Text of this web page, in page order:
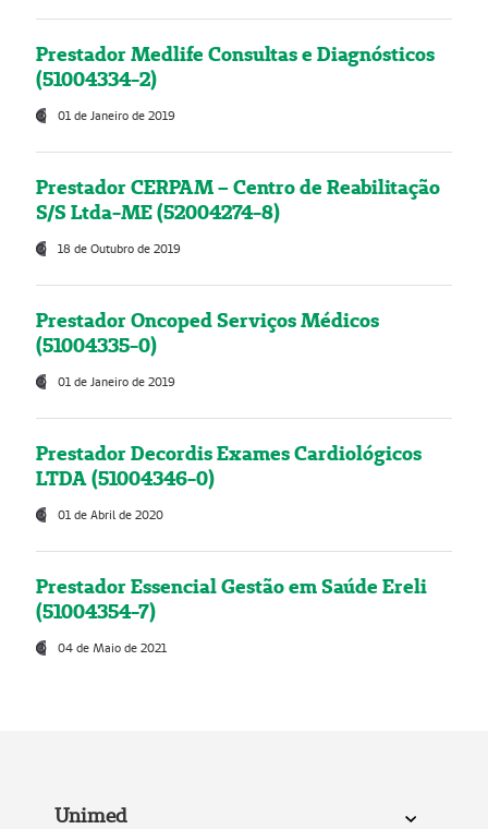
Prestador Medlife Consultas e Diagnósticos
(51004334-2)
01 de Janeiro de 2019
Prestador CERPAM – Centro de Reabilitação
S/S Ltda-ME (52004274-8)
18 de Outubro de 2019
Prestador Oncoped Serviços Médicos
(51004335-0)
01 de Janeiro de 2019
Prestador Decordis Exames Cardiológicos
LTDA (51004346-0)
01 de Abril de 2020
Prestador Essencial Gestão em Saúde Ereli
(51004354-7)
04 de Maio de 2021
Unimed